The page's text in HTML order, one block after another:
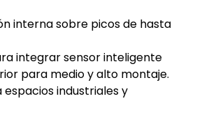
interna sobre picos de hasta
integrar sensor inteligente
para medio y alto montaje.
espacios industriales y